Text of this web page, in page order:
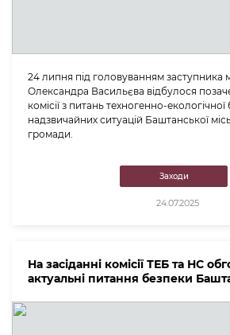
24 липня під головуванням заступника
Олександра Васильєва відбулося
комісії з питань техногенно-екологічної
надзвичайних ситуацій Баштанської
громади.
Заходи
24.07.2025
На засіданні комісії ТЕБ та НС
актуальні питання безпеки